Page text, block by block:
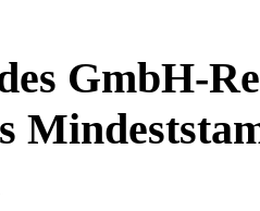
GmbH-